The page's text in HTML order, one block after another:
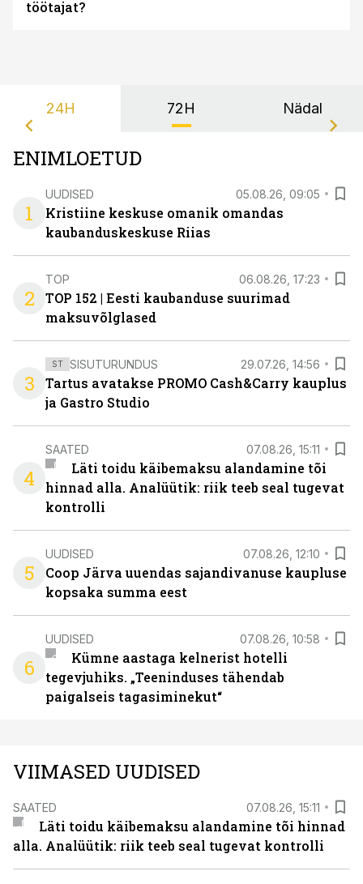
töötajat?
24H 72H Nädal
ENIMLOETUD
1
UUDISED 05.08.26, 09:05
Kristiine keskuse omanik omandas
kaubanduskeskuse Riias
2
TOP 06.08.26, 17:23
TOP 152 | Eesti kaubanduse suurimad
maksuvõlglased
3
ST SISUTURUNDUS 29.07.26, 14:56
Tartus avatakse PROMO Cash&Carry kauplus
ja Gastro Studio
4
SAATED 07.08.26, 15:11
Läti toidu käibemaksu alandamine tõi
hinnad alla. Analüütik: riik teeb seal tugevat
kontrolli
5
UUDISED 07.08.26, 12:10
Coop Järva uuendas sajandivanuse kaupluse
kopsaka summa eest
6
UUDISED 07.08.26, 10:58
Kümne aastaga kelnerist hotelli
tegevjuhiks. „Teeninduses tähendab
paigalseis tagasiminekut“
VIIMASED UUDISED
SAATED 07.08.26, 15:11
Läti toidu käibemaksu alandamine tõi hinnad
alla. Analüütik: riik teeb seal tugevat kontrolli